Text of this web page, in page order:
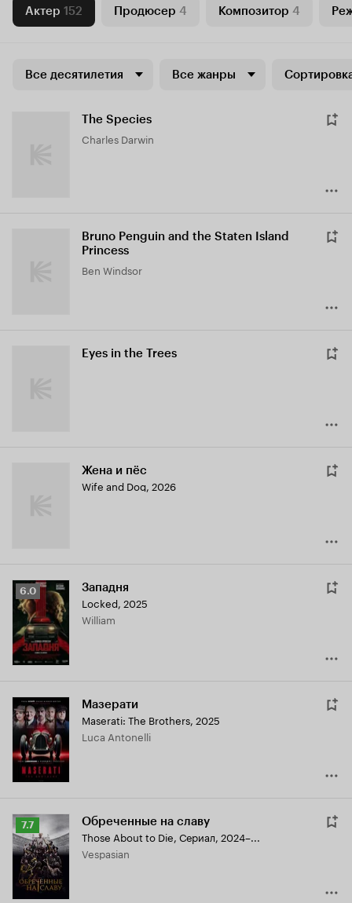
Актер 152 Продюсер 4 Композитор 4
Все десятилетия Все жанры
The Species
Charles Darwin
Bruno Penguin and the Staten Island
Princess
Ben Windsor
Eyes in the Trees
Жена и пёс
Wife and Dog, 2026
Рейтинг
Кинопоиска
6.0
6.0 Западня
Locked, 2025
William
Мазерати
Maserati: The Brothers, 2025
Luca Antonelli
Рейтинг
Кинопоиска
7.7
7.7 Обреченные на славу
Those About to Die, Сериал, 2024–...
Vespasian